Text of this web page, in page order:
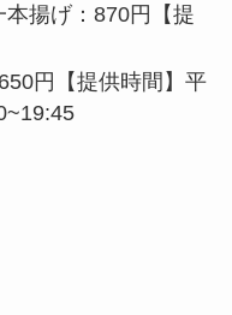
揚げ：870円【提
円【提供時間】平